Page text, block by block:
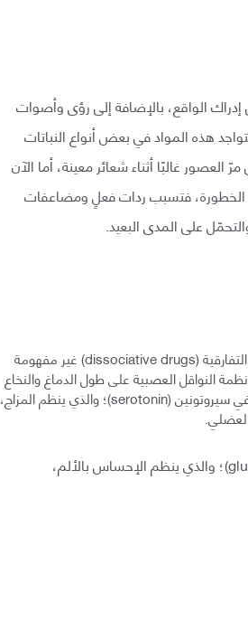
الواقع، بالإضافة إلى رؤى وأصوات
هذه المواد في بعض أنواع النباتات
غالبًا أثناء شعائر معينة، أما الآن
الخطورة، فتسبب ردات فعلٍ ومضاعفات
على المدى البعيد.
بالرغم من كون الآلية الدقيقة التي تعمل بها الأدوية المحرّضة للهلوسة والأدوية التفارقية (dissociative drugs) غير مفهومة
النواقل العصبية على طول الدماغ والنخاع
الشوكي بشكل مؤقت، فيتدخّل بعض هذه المواد في عمل الناقل العصبي الدماغي سيروتونين (serotonin)؛ والذي ينظم المزاج،
بينما تتدخّل مواد أخرى في عمل الناقل العصبي الدماغي غلوتامات (glutamate)؛ والذي ينظم الإحساس بالألم،